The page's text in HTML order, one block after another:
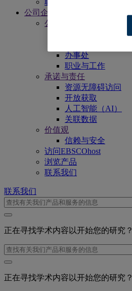
联系我们
公司企业
公司简介
办事处
职业与工作
承诺与责任
资源无障碍访问
开放获取
人工智能（AI）
关联数据
价值观
信赖与安全
访问EBSCOhost
浏览产品
联系我们
联系我们
正在寻找学术内容以开始您的研究？
正在寻找学术内容以开始您的研究？